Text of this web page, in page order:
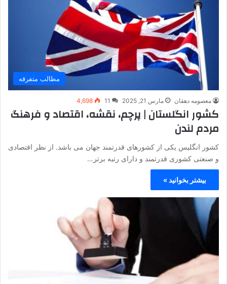
مطالب متفرقه
معصومه دهقان مارس 21, 2025 11
4,698
کشور انگلستان | پرچم، نقشه، اقتصاد و فرهنگ
مردم لندن
کشور انگلیس یکی از کشورهای قدرتمند جهان می باشد. از نظر اقتصادی
و صنعتی کشوری قدرتمند و دارای رتبه برتر…
بیشتر بخوانید »